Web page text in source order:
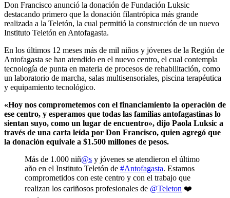
Don Francisco anunció la donación de Fundación Luksic
destacando primero que la donación filantrópica más grande
realizada a la Teletón, la cual permitió la construcción de un nuevo
Instituto Teletón en Antofagasta.
En los últimos 12 meses más de mil niños y jóvenes de la Región de
Antofagasta se han atendido en el nuevo centro, el cual contempla
tecnología de punta en materia de procesos de rehabilitación, como
un laboratorio de marcha, salas multisensoriales, piscina terapéutica
y equipamiento tecnológico.
«Hoy nos comprometemos con el financiamiento la operación de
ese centro, y esperamos que todas las familias antofagastinas lo
sientan suyo, como un lugar de encuentro», dijo Paola Luksic a
través de una carta leída por Don Francisco, quien agregó que
la donación equivale a $1.500 millones de pesos.
Más de 1.000 niñ@s y jóvenes se atendieron el último
año en el Instituto Teletón de #Antofagasta. Estamos
comprometidos con este centro y con el trabajo que
realizan los cariñosos profesionales de @Teleton ❤️